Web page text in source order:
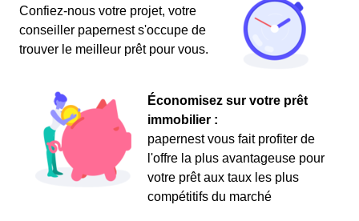
Confiez-nous votre projet, votre
conseiller papernest s'occupe de
trouver le meilleur prêt pour vous.
Économisez sur votre prêt
immobilier :
papernest vous fait profiter de
l'offre la plus avantageuse pour
votre prêt aux taux les plus
compétitifs du marché